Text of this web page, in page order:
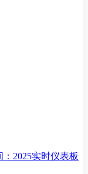
2025实时仪表板